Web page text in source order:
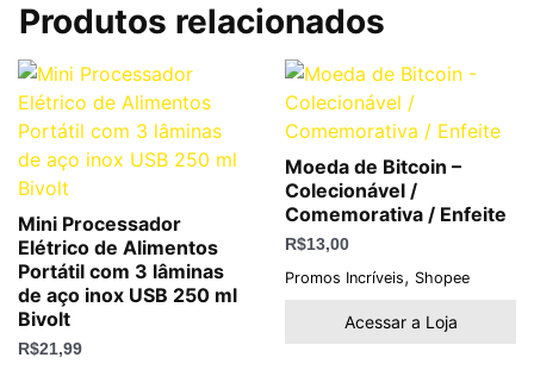
Produtos relacionados
Mini Processador
Elétrico de Alimentos
Portátil com 3 lâminas
de aço inox USB 250 ml
Bivolt
R$21,99
Moeda de Bitcoin –
Colecionável /
Comemorativa / Enfeite
R$13,00
Promos Incríveis, Shopee
Acessar a Loja